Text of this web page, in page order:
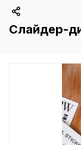
Слайдер-